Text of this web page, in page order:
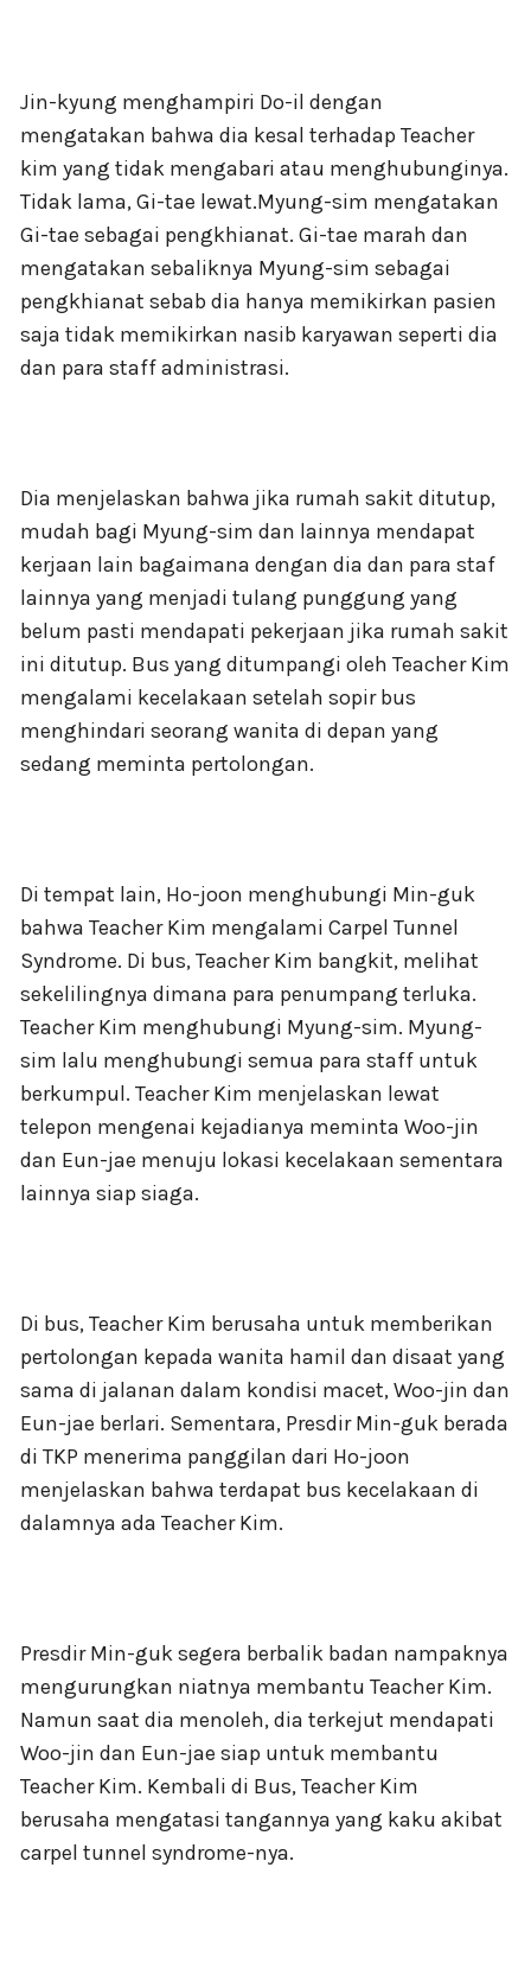
Jin-kyung menghampiri Do-il dengan
mengatakan bahwa dia kesal terhadap Teacher
kim yang tidak mengabari atau menghubunginya.
Tidak lama, Gi-tae lewat.Myung-sim mengatakan
Gi-tae sebagai pengkhianat. Gi-tae marah dan
mengatakan sebaliknya Myung-sim sebagai
pengkhianat sebab dia hanya memikirkan pasien
saja tidak memikirkan nasib karyawan seperti dia
dan para staff administrasi.
Dia menjelaskan bahwa jika rumah sakit ditutup,
mudah bagi Myung-sim dan lainnya mendapat
kerjaan lain bagaimana dengan dia dan para staf
lainnya yang menjadi tulang punggung yang
belum pasti mendapati pekerjaan jika rumah sakit
ini ditutup. Bus yang ditumpangi oleh Teacher Kim
mengalami kecelakaan setelah sopir bus
menghindari seorang wanita di depan yang
sedang meminta pertolongan.
Di tempat lain, Ho-joon menghubungi Min-guk
bahwa Teacher Kim mengalami Carpel Tunnel
Syndrome. Di bus, Teacher Kim bangkit, melihat
sekelilingnya dimana para penumpang terluka.
Teacher Kim menghubungi Myung-sim. Myung-
sim lalu menghubungi semua para staff untuk
berkumpul. Teacher Kim menjelaskan lewat
telepon mengenai kejadianya meminta Woo-jin
dan Eun-jae menuju lokasi kecelakaan sementara
lainnya siap siaga.
Di bus, Teacher Kim berusaha untuk memberikan
pertolongan kepada wanita hamil dan disaat yang
sama di jalanan dalam kondisi macet, Woo-jin dan
Eun-jae berlari. Sementara, Presdir Min-guk berada
di TKP menerima panggilan dari Ho-joon
menjelaskan bahwa terdapat bus kecelakaan di
dalamnya ada Teacher Kim.
Presdir Min-guk segera berbalik badan nampaknya
mengurungkan niatnya membantu Teacher Kim.
Namun saat dia menoleh, dia terkejut mendapati
Woo-jin dan Eun-jae siap untuk membantu
Teacher Kim. Kembali di Bus, Teacher Kim
berusaha mengatasi tangannya yang kaku akibat
carpel tunnel syndrome-nya.